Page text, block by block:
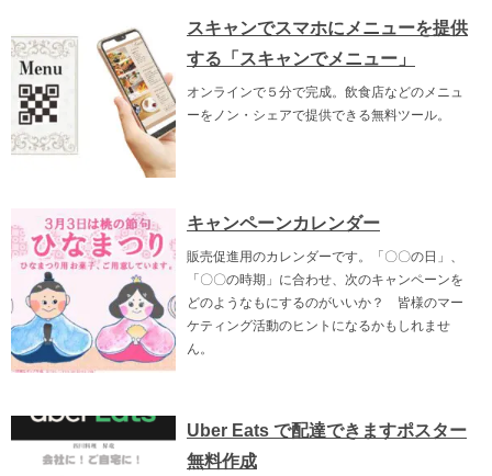
スキャンでスマホにメニューを提供
する「スキャンでメニュー」
オンラインで５分で完成。飲食店などのメニュ
ーをノン・シェアで提供できる無料ツール。
キャンペーンカレンダー
販売促進用のカレンダーです。「〇〇の日」、
「〇〇の時期」に合わせ、次のキャンペーンを
どのようなもにするのがいいか？ 皆様のマー
ケティング活動のヒントになるかもしれませ
ん。
Uber Eats で配達できますポスター
無料作成